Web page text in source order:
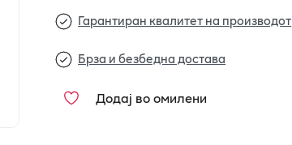
Гарантиран квалитет на производот
Брза и безбедна достава
Додај во омилени